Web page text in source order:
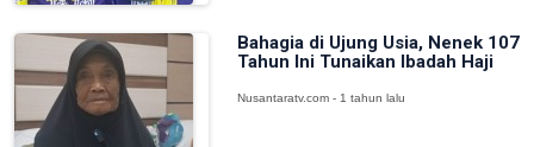
Bahagia di Ujung Usia, Nenek 107
Tahun Ini Tunaikan Ibadah Haji
Nusantaratv.com - 1 tahun lalu